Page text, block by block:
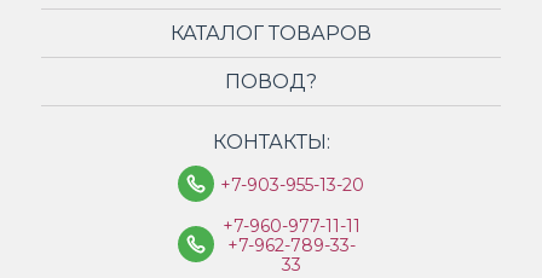
КАТАЛОГ ТОВАРОВ
ПОВОД?
КОНТАКТЫ:
+7-903-955-13-20
+7-960-977-11-11
+7-962-789-33-
33